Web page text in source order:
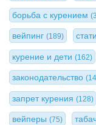
борьба с курением
вейпинг (189)
курение и дети (162)
законодательство
запрет курения (128)
вейперы (75)